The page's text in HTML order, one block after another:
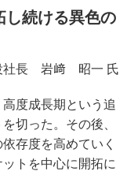
し続ける異色の
社長 岩﨑 昭一 氏
度成長期という追
切った。その後、
存度を高めていく
トを中心に開拓に